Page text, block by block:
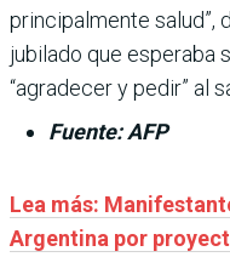
principalmente salud”,
jubilado que esperaba
“agradecer y pedir” al
Fuente: AFP
Lea más:
Argentina por